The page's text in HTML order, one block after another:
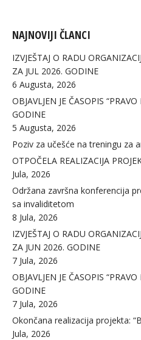
NAJNOVIJI ČLANCI
IZVJEŠTAJ O RADU
ZA JUL 2026. GODINE
6 Augusta, 2026
OBJAVLJEN JE ČASOPIS
GODINE
5 Augusta, 2026
Poziv za učešće na treningu za
OTPOČELA REALIZACIJA
Jula, 2026
Održana završna konferencija
sa invaliditetom
8 Jula, 2026
IZVJEŠTAJ O RADU
ZA JUN 2026. GODINE
7 Jula, 2026
OBJAVLJEN JE ČASOPIS
GODINE
7 Jula, 2026
Okončana realizacija projekta:
Jula, 2026